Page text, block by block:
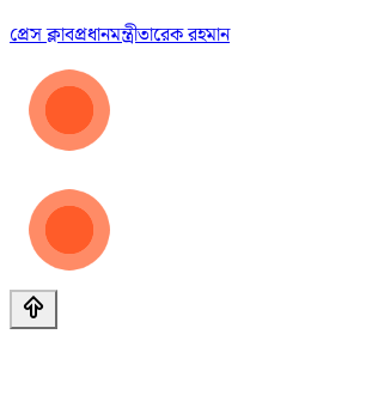
প্রেস ক্লাবপ্রধানমন্ত্রীতারেক রহমান